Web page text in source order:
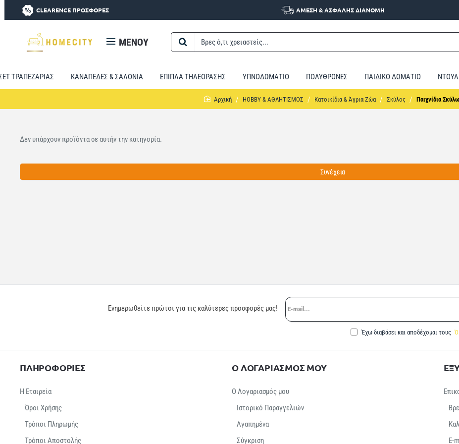
CLEARENCE ΠΡΟΣΦΟΡΕΣ ΑΜΕΣΗ & ΑΣΦΑΛΗΣ ΔΙΑΝΟΜΗ
MENOY
Βρες
χρειαστείς...
ΤΡΑΠΕΖΑΡΙΑΣ ΚΑΝΑΠΕΔΕΣ & ΣΑΛΟΝΙΑ ΕΠΙΠΛΑ ΤΗΛΕΟΡΑΣΗΣ ΥΠΝΟΔΩΜΑΤΙΟ ΠΟΛΥΘΡΟΝΕΣ ΠΑΙΔΙΚΟ ΔΩΜΑΤΙΟ
homeHOBBY & ΑΘΛΗΤΙΣΜΟΣ Κατοικίδια & Άγρια Ζώα Σκύλος Παιχνίδια
Δεν υπάρχουν προϊόντα σε αυτήν την κατηγορία.
Συνέχεια
Ενημερωθείτε πρώτοι για τις καλύτερες προσφορές μας!
E-
mail...
Έχω διαβάσει και αποδέχομαι τους
ΠΛΗΡΟΦΟΡΙΕΣ
Η Εταιρεία
Όροι Χρήσης
Τρόποι Πληρωμής
Τρόποι Αποστολής
Ο ΛΟΓΑΡΙΑΣΜΟΣ ΜΟΥ
Ο Λογαριασμός μου
Ιστορικό Παραγγελιών
Αγαπημένα
Σύγκριση
E-